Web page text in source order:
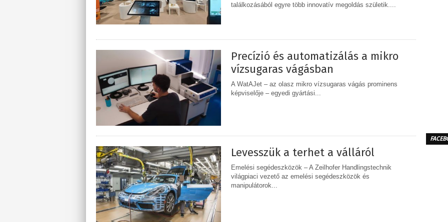
találkozásából egyre több innovatív megoldás születik....
Precízió és automatizálás a mikro
vízsugaras vágásban
A WatAJet – az olasz mikro vízsugaras vágás prominens
képviselője – egyedi gyártási...
Levesszük a terhet a válláról
Emelési segédeszközök – A Zeilhofer Handlingstechnik
világpiaci vezető az emelési segédeszközök és
manipulátorok...